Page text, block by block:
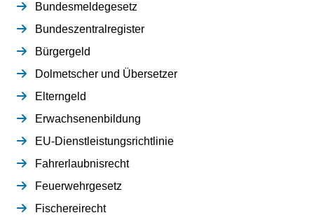
Bundesmeldegesetz
Bundeszentralregister
Bürgergeld
Dolmetscher und Übersetzer
Elterngeld
Erwachsenenbildung
EU-Dienstleistungsrichtlinie
Fahrerlaubnisrecht
Feuerwehrgesetz
Fischereirecht